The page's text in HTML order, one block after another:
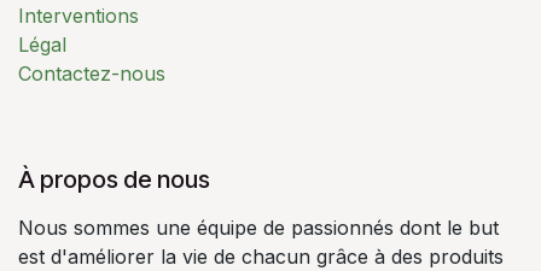
Interventions
Légal
Contactez-nous
À propos de nous
Nous sommes une équipe de passionnés dont le but
est d'améliorer la vie de chacun grâce à des produits